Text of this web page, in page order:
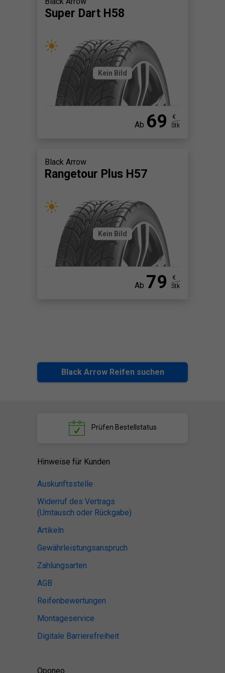
Super Dart H58
Kein Bild
Ab 69
€
Stk
Black Arrow
Rangetour Plus H57
Kein Bild
Ab 79
€
Stk
Black Arrow Reifen suchen
Prüfen Bestellstatus
Hinweise für Kunden
Auskunftsstelle
Widerruf des Vertrags
(Umtausch oder Rückgabe)
Artikeln
Gewährleistungsanspruch
Zahlungsarten
AGB
Reifenbewertungen
Montageservice
Digitale Barrierefreiheit
Oponeo